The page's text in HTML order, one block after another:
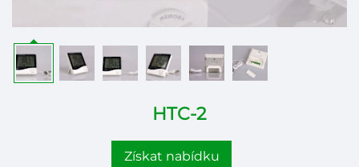
HTC-2
Získat nabídku